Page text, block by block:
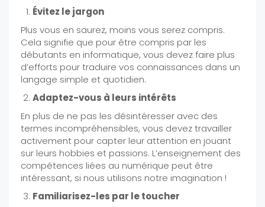
Évitez le jargon
Plus vous en saurez, moins vous serez compris.
Cela signifie que pour être compris par les
débutants en informatique, vous devez faire plus
d’efforts pour traduire vos connaissances dans un
langage simple et quotidien.
Adaptez-vous à leurs intérêts
En plus de ne pas les désintéresser avec des
termes incompréhensibles, vous devez travailler
activement pour capter leur attention en jouant
sur leurs hobbies et passions. L’enseignement des
compétences liées au numérique peut être
intéressant, si nous utilisons notre imagination !
Familiarisez-les par le toucher